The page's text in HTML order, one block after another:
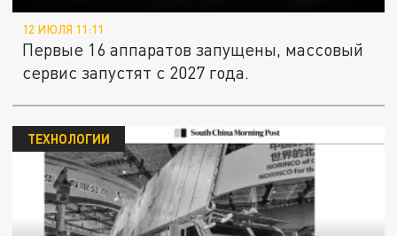
12 ИЮЛЯ 11:11
Первые 16 аппаратов запущены, массовый
сервис запустят с 2027 года.
ТЕХНОЛОГИИ